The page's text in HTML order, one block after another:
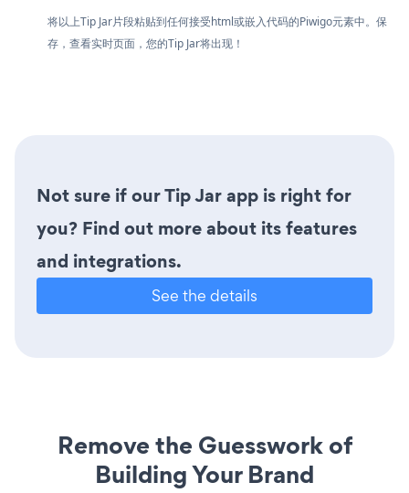
将以上Tip Jar片段粘贴到任何接受html或嵌入代码的Piwigo元素中。保
存，查看实时页面，您的Tip Jar将出现！
Not sure if our Tip Jar app is right for
you? Find out more about its features
and integrations.
See the details
Remove the Guesswork of
Building Your Brand